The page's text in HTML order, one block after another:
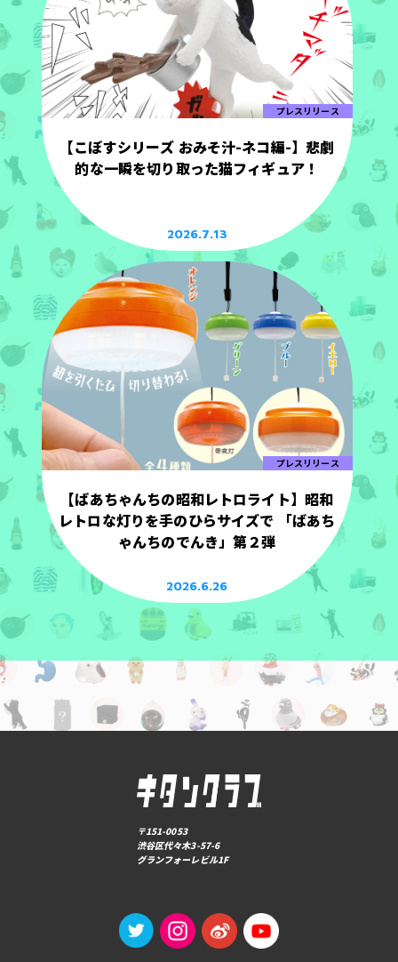
プレスリリース
【こぼすシリーズ おみそ汁-ネコ編-】悲劇
的な一瞬を切り取った猫フィギュア！
2026.7.13
プレスリリース
【ばあちゃんちの昭和レトロライト】昭和
レトロな灯りを手のひらサイズで 「ばあち
ゃんちのでんき」第２弾
2026.6.26
〒151-0053
渋谷区代々木3-57-6
グランフォーレビル1F